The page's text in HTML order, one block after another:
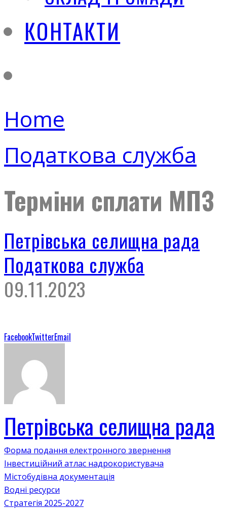
КОНТАКТИ
Home
Податкова служба
Терміни сплати МПЗ
Петрівська селищна рада
Податкова служба
09.11.2023
FacebookTwitterEmail
Петрівська селищна рада
Форма подання електронного звернення
Інвестиційний атлас надрокористувача
Містобудівна документація
Водні ресурси
Стратегія 2025-2027